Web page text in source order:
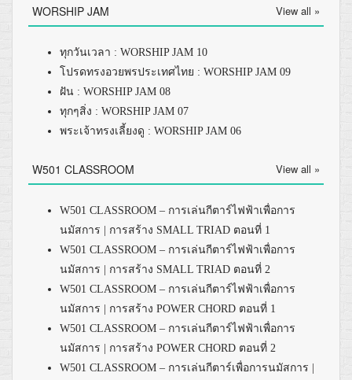
WORSHIP JAM View all »
ทุกวันเวลา : WORSHIP JAM 10
โปรดทรงอวยพรประเทศไทย : WORSHIP JAM 09
ฝัน : WORSHIP JAM 08
ทุกๆสิ่ง : WORSHIP JAM 07
พระเจ้าทรงเลี้ยงดู : WORSHIP JAM 06
W501 CLASSROOM View all »
W501 CLASSROOM – การเล่นกีตาร์ไฟฟ้าเพื่อการ
นมัสการ | การสร้าง SMALL TRIAD ตอนที่ 1
W501 CLASSROOM – การเล่นกีตาร์ไฟฟ้าเพื่อการ
นมัสการ | การสร้าง SMALL TRIAD ตอนที่ 2
W501 CLASSROOM – การเล่นกีตาร์ไฟฟ้าเพื่อการ
นมัสการ | การสร้าง POWER CHORD ตอนที่ 1
W501 CLASSROOM – การเล่นกีตาร์ไฟฟ้าเพื่อการ
นมัสการ | การสร้าง POWER CHORD ตอนที่ 2
W501 CLASSROOM – การเล่นกีตาร์เพื่อการนมัสการ |